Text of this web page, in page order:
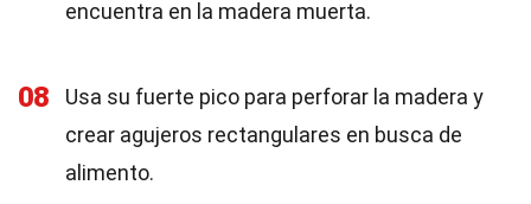
encuentra en la madera muerta.
08
Usa su fuerte pico para perforar la madera y
crear agujeros rectangulares en busca de
alimento.